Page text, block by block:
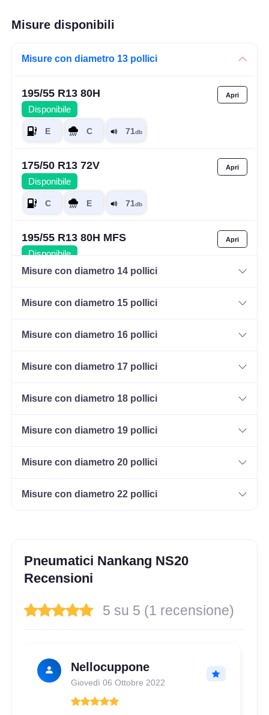
Misure disponibili
Misure con diametro 13 pollici
195/55 R13 80H
Disponibile
175/50 R13 72V
Disponibile
195/55 R13 80H MFS
Disponibile
Misure con diametro 14 pollici
Misure con diametro 15 pollici
Misure con diametro 16 pollici
Misure con diametro 17 pollici
Misure con diametro 18 pollici
Misure con diametro 19 pollici
Misure con diametro 20 pollici
Misure con diametro 22 pollici
Pneumatici Nankang NS20
Recensioni
5 su 5 (1 recensione)
Nellocuppone
Giovedì 06 Ottobre 2022